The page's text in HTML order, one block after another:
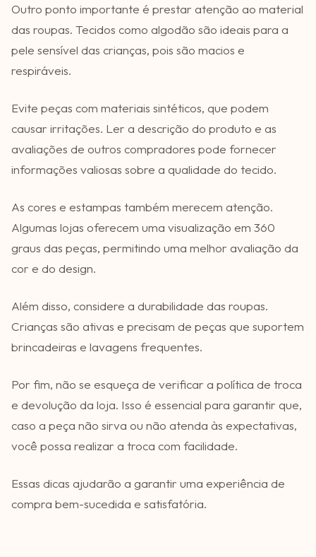
Outro ponto importante é prestar atenção ao material
das roupas. Tecidos como algodão são ideais para a
pele sensível das crianças, pois são macios e
respiráveis.
Evite peças com materiais sintéticos, que podem
causar irritações. Ler a descrição do produto e as
avaliações de outros compradores pode fornecer
informações valiosas sobre a qualidade do tecido.
As cores e estampas também merecem atenção.
Algumas lojas oferecem uma visualização em 360
graus das peças, permitindo uma melhor avaliação da
cor e do design.
Além disso, considere a durabilidade das roupas.
Crianças são ativas e precisam de peças que suportem
brincadeiras e lavagens frequentes.
Por fim, não se esqueça de verificar a política de troca
e devolução da loja. Isso é essencial para garantir que,
caso a peça não sirva ou não atenda às expectativas,
você possa realizar a troca com facilidade.
Essas dicas ajudarão a garantir uma experiência de
compra bem-sucedida e satisfatória.